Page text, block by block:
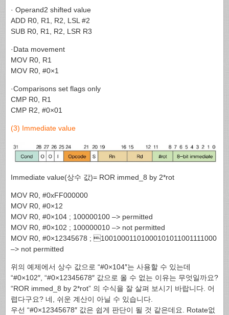
· Operand2 shifted value
ADD R0, R1, R2, LSL #2
SUB R0, R1, R2, LSR R3
·Data movement
MOV R0, R1
MOV R0, #0×1
·Comparisons set flags only
CMP R0, R1
CMP R2, #0×01
(3) Immediate value
Immediate value(상수 값)= ROR immed_8 by 2*rot
MOV R0, #0xFF000000
MOV R0, #0×12
MOV R0, #0×104 ; 100000100 –> permitted
MOV R0, #0×102 ; 100000010 –> not permitted
MOV R0, #0×12345678 ; 10010001101000101011001111000
–> not permitted
위의 예제에서 상수 값으로 “#0×104″는 사용할 수 있는데
“#0×102″, “#0×12345678″ 값으로 올 수 없는 이유는 무엇일까요?
“ROR immed_8 by 2*rot” 의 수식을 잘 살펴 보시기 바랍니다. 어
렵다구요? 네, 쉬운 계산이 아닐 수 있습니다.
우선 “#0×12345678″ 값은 쉽게 판단이 될 것 같은데요. Rotate없